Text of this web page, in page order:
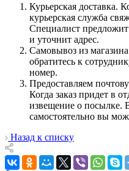
Курьерская доставка.
курьерская служба
Специалист
и уточнит адрес.
Самовывоз из
обратитесь к
номер.
Предоставляем
Когда заказ придет в
извещение о посылке.
самостоятельно вы
Назад к списку